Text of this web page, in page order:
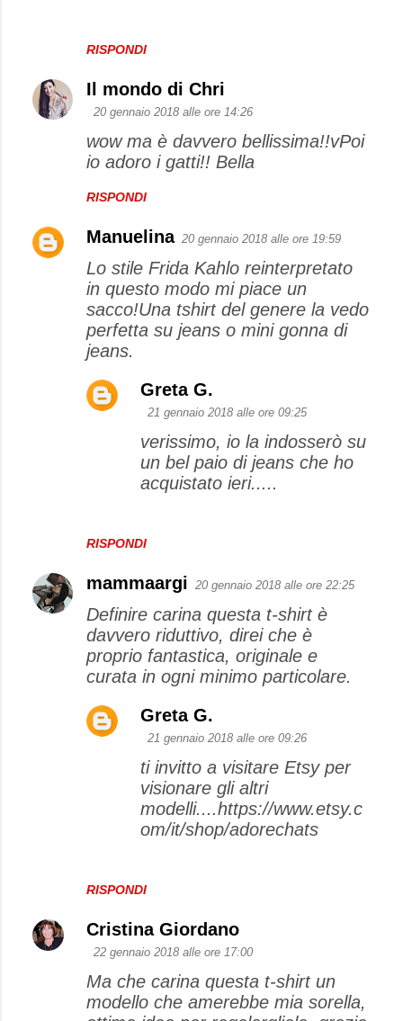
RISPONDI
Il mondo di Chri
20 gennaio 2018 alle ore 14:26
wow ma è davvero bellissima!!vPoi
io adoro i gatti!! Bella
RISPONDI
Manuelina 20 gennaio 2018 alle ore 19:59
Lo stile Frida Kahlo reinterpretato
in questo modo mi piace un
sacco!Una tshirt del genere la vedo
perfetta su jeans o mini gonna di
jeans.
RISPONDI
Greta G.
21 gennaio 2018 alle ore 09:25
verissimo, io la indosserò su
un bel paio di jeans che ho
acquistato ieri.....
mammaargi 20 gennaio 2018 alle ore 22:25
Definire carina questa t-shirt è
davvero riduttivo, direi che è
proprio fantastica, originale e
curata in ogni minimo particolare.
RISPONDI
Greta G.
21 gennaio 2018 alle ore 09:26
ti invitto a visitare Etsy per
visionare gli altri
modelli....https://www.etsy.c
om/it/shop/adorechats
Cristina Giordano
22 gennaio 2018 alle ore 17:00
Ma che carina questa t-shirt un
modello che amerebbe mia sorella,